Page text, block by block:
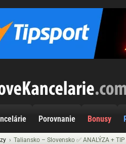
Porovnanie Bonusy
Taliansko – Slovensko ✅ ANALÝZA +